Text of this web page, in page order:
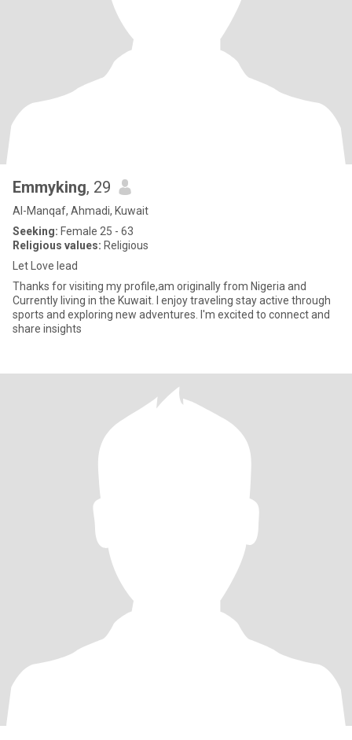
Emmyking, 29
Al-Manqaf, Ahmadi, Kuwait
Seeking: Female 25 - 63
Religious values: Religious
Let Love lead
Thanks for visiting my profile,am originally from Nigeria and
Currently living in the Kuwait. I enjoy traveling stay active through
sports and exploring new adventures. I'm excited to connect and
share insights